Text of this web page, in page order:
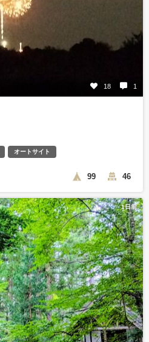
18 1
オートサイト
99 46
1日前